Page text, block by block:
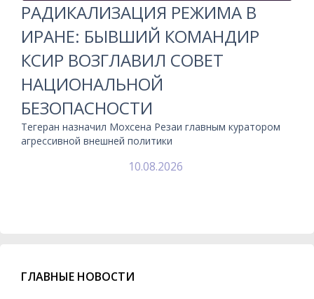
РАДИКАЛИЗАЦИЯ РЕЖИМА В
ИРАНЕ: БЫВШИЙ КОМАНДИР
КСИР ВОЗГЛАВИЛ СОВЕТ
НАЦИОНАЛЬНОЙ
БЕЗОПАСНОСТИ
Тегеран назначил Мохсена Резаи главным куратором
агрессивной внешней политики
10.08.2026
ГЛАВНЫЕ НОВОСТИ